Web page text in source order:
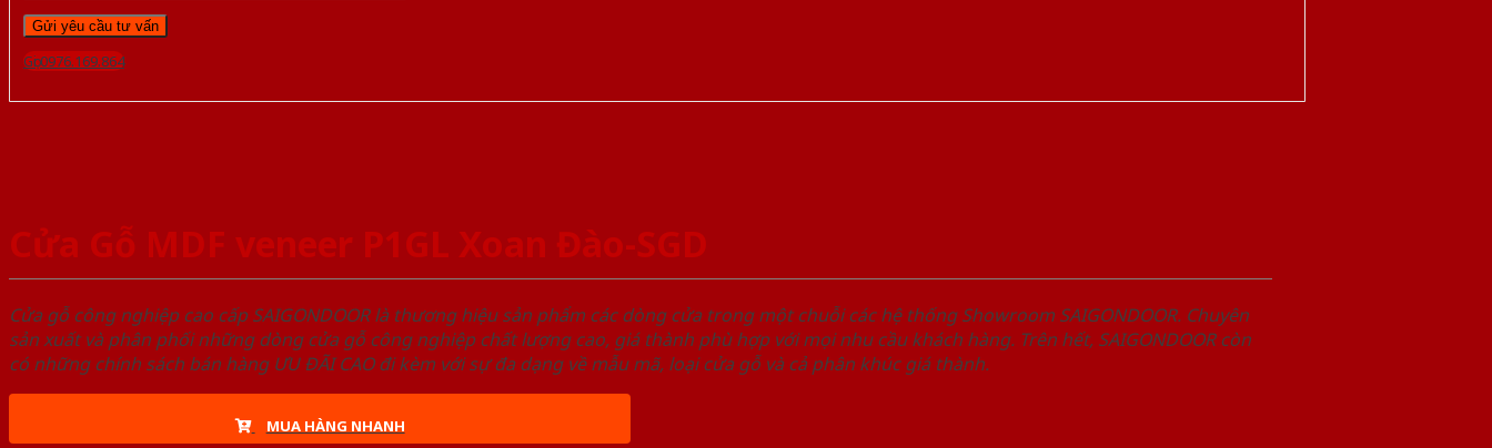
Gọi 0976.169.864
Cửa Gỗ MDF veneer P1GL Xoan Đào-SGD
Cửa gỗ công nghiệp cao cấp SAIGONDOOR là thương hiệu sản phẩm các dòng cửa trong một chuỗi các hệ thống Showroom SAIGONDOOR. Chuyên
sản xuất và phân phối những dòng cửa gỗ công nghiệp chất lượng cao, giá thành phù hợp với mọi nhu cầu khách hàng. Trên hết, SAIGONDOOR còn
có những chính sách bán hàng ƯU ĐÃI CAO đi kèm với sự đa dạng về mẫu mã, loại cửa gỗ và cả phân khúc giá thành.
MUA HÀNG NHANH